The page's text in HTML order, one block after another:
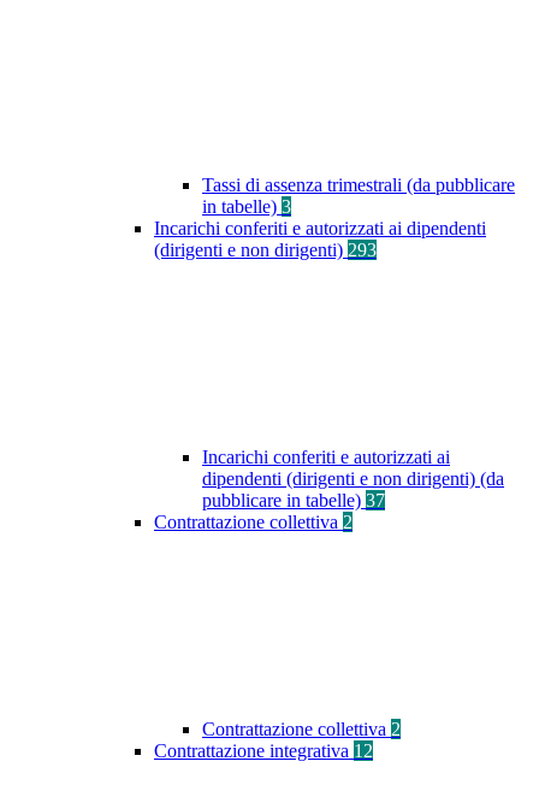
Tassi di assenza trimestrali (da pubblicare
in tabelle) 3
Incarichi conferiti e autorizzati ai dipendenti
(dirigenti e non dirigenti) 293
Incarichi conferiti e autorizzati ai
dipendenti (dirigenti e non dirigenti) (da
pubblicare in tabelle) 37
Contrattazione collettiva 2
Contrattazione collettiva 2
Contrattazione integrativa 12